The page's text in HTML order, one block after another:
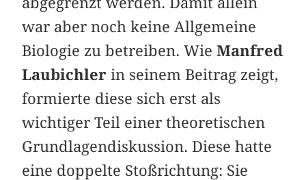
war aber noch keine Allgemeine
Biologie zu betreiben. WieManfred
Laubichler in seinem Beitrag zeigt,
formierte diese sich erst als
wichtiger Teil einer theoretischen
Grundlagendiskussion. Diese hatte
eine doppelte Stoßrichtung: Sie